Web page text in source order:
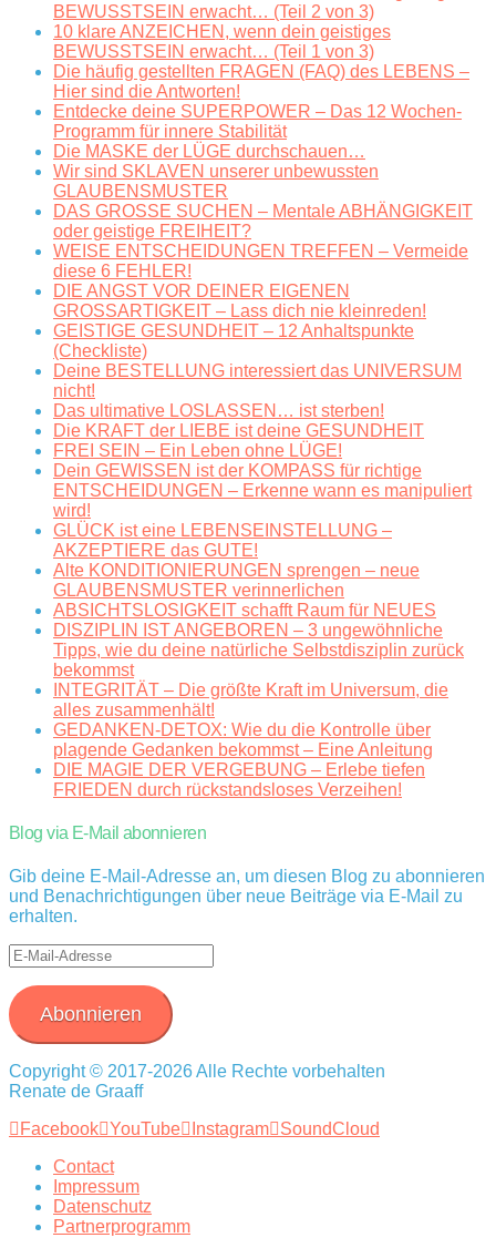
BEWUSSTSEIN erwacht… (Teil 2 von 3)
10 klare ANZEICHEN, wenn dein geistiges
BEWUSSTSEIN erwacht… (Teil 1 von 3)
Die häufig gestellten FRAGEN (FAQ) des LEBENS –
Hier sind die Antworten!
Entdecke deine SUPERPOWER – Das 12 Wochen-
Programm für innere Stabilität
Die MASKE der LÜGE durchschauen…
Wir sind SKLAVEN unserer unbewussten
GLAUBENSMUSTER
DAS GROSSE SUCHEN – Mentale ABHÄNGIGKEIT
oder geistige FREIHEIT?
WEISE ENTSCHEIDUNGEN TREFFEN – Vermeide
diese 6 FEHLER!
DIE ANGST VOR DEINER EIGENEN
GROSSARTIGKEIT – Lass dich nie kleinreden!
GEISTIGE GESUNDHEIT – 12 Anhaltspunkte
(Checkliste)
Deine BESTELLUNG interessiert das UNIVERSUM
nicht!
Das ultimative LOSLASSEN… ist sterben!
Die KRAFT der LIEBE ist deine GESUNDHEIT
FREI SEIN – Ein Leben ohne LÜGE!
Dein GEWISSEN ist der KOMPASS für richtige
ENTSCHEIDUNGEN – Erkenne wann es manipuliert
wird!
GLÜCK ist eine LEBENSEINSTELLUNG –
AKZEPTIERE das GUTE!
Alte KONDITIONIERUNGEN sprengen – neue
GLAUBENSMUSTER verinnerlichen
ABSICHTSLOSIGKEIT schafft Raum für NEUES
DISZIPLIN IST ANGEBOREN – 3 ungewöhnliche
Tipps, wie du deine natürliche Selbstdisziplin zurück
bekommst
INTEGRITÄT – Die größte Kraft im Universum, die
alles zusammenhält!
GEDANKEN-DETOX: Wie du die Kontrolle über
plagende Gedanken bekommst – Eine Anleitung
DIE MAGIE DER VERGEBUNG – Erlebe tiefen
FRIEDEN durch rückstandsloses Verzeihen!
Blog via E-Mail abonnieren
Gib deine E-Mail-Adresse an, um diesen Blog zu abonnieren
und Benachrichtigungen über neue Beiträge via E-Mail zu
erhalten.
E-
Mail-
Adresse
Abonnieren
Copyright © 2017-2026 Alle Rechte vorbehalten
Renate de Graaff
Facebook YouTube Instagram
SoundCloud
Contact
Impressum
Datenschutz
Partnerprogramm